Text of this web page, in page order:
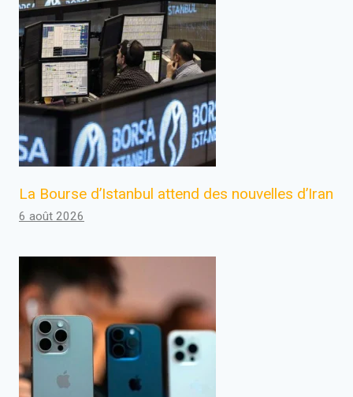
La Bourse d’Istanbul attend des nouvelles d’Iran
6 août 2026